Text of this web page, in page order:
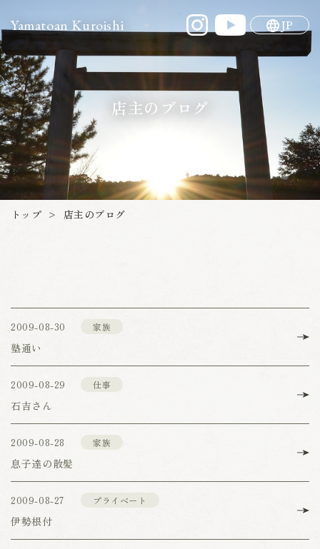
Yamatoan Kuroishi JP
店主のブログ
トップ > 店主のブログ
2009-08-30 家族
塾通い
2009-08-29 仕事
石吉さん
2009-08-28 家族
息子達の散髪
2009-08-27 プライベート
伊勢根付